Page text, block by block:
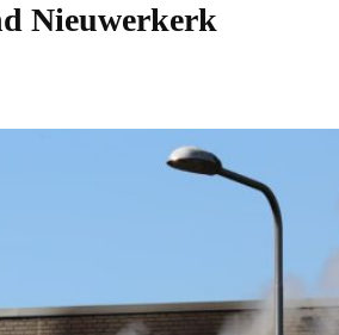
Nieuwerkerk